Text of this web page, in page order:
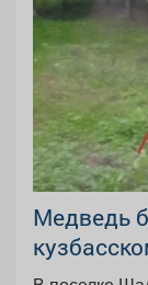
Медведь